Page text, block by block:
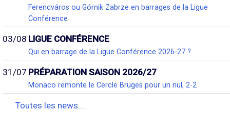
Ferencváros ou Górnik Zabrze en barrages de la Ligue
Conférence
03/08 LIGUE CONFÉRENCE
Qui en barrage de la Ligue Conférence 2026-27 ?
31/07 PRÉPARATION SAISON 2026/27
Monaco remonte le Cercle Bruges pour un nul, 2-2
Toutes les news...